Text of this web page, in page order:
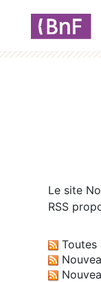
Le site
RSS
Toutes